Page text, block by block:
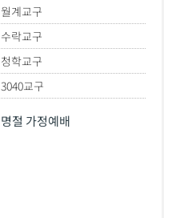
월계교구
수락교구
청학교구
3040교구
명절 가정예배